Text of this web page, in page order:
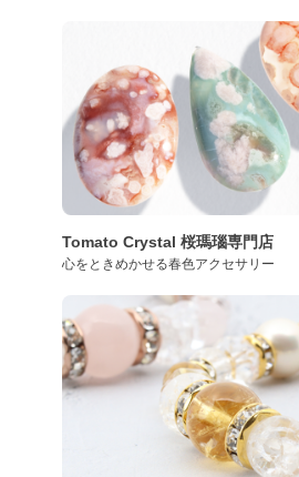
Tomato Crystal 桜瑪瑙専門店
心をときめかせる春色アクセサリー